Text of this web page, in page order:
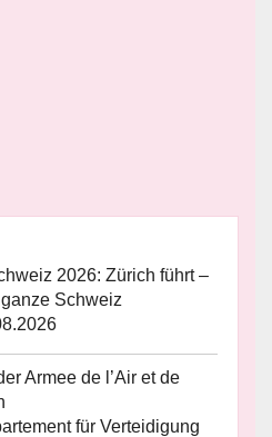
2026: Zürich führt –
Schweiz
Armee de l’Air et de
für Verteidigung